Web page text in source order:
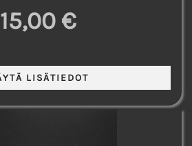
15,00 €